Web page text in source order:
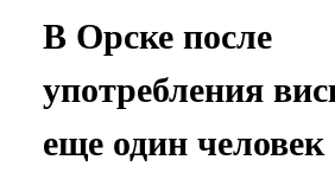
В Орске после
употребления
еще один человек